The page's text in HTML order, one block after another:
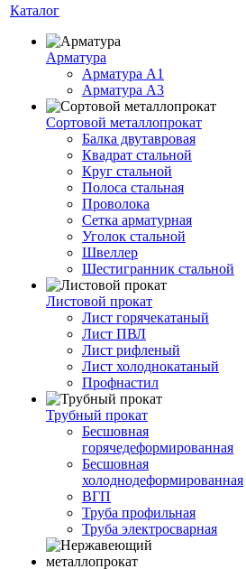
Каталог
Арматура
Арматура A1
Арматура А3
Сортовой металлопрокат
Балка двутавровая
Квадрат стальной
Круг стальной
Полоса стальная
Проволока
Сетка арматурная
Уголок стальной
Швеллер
Шестигранник стальной
Листовой прокат
Лист горячекатаный
Лист ПВЛ
Лист рифленый
Лист холоднокатаный
Профнастил
Трубный прокат
Бесшовная
горячедеформированная
Бесшовная
холоднодеформированная
ВГП
Труба профильная
Труба электросварная